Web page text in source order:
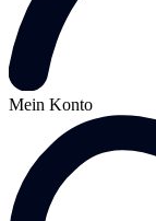
Mein Konto